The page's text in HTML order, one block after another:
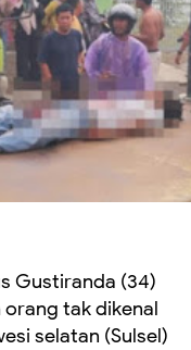
Gustiranda (34)
tak dikenal
selatan (Sulsel)